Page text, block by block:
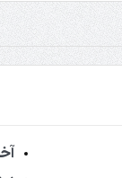
در
توسعه
استاندار اردبیل در